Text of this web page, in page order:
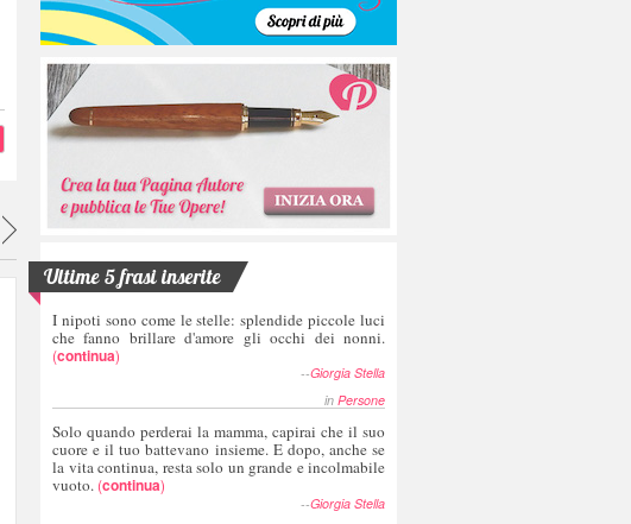
Ultime 5 frasi inserite
I nipoti sono come le stelle: splendide piccole luci
che fanno brillare d'amore gli occhi dei nonni.
(continua)
--Giorgia Stella
in Persone
Solo quando perderai la mamma, capirai che il suo
cuore e il tuo battevano insieme. E dopo, anche se
la vita continua, resta solo un grande e incolmabile
vuoto. (continua)
--Giorgia Stella